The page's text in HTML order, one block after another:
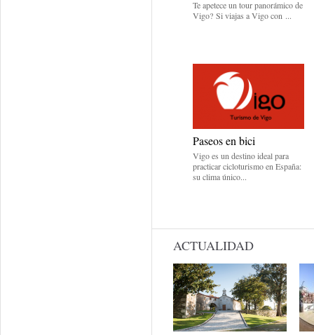
Te apetece un tour panorámico de
Vigo? Si viajas a Vigo con ...
Paseos en bici
Vigo es un destino ideal para
practicar cicloturismo en España:
su clima único...
ACTUALIDAD